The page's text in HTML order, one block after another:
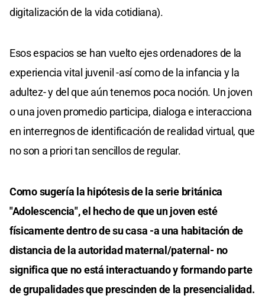
digitalización de la vida cotidiana).
Esos espacios se han vuelto ejes ordenadores de la
experiencia vital juvenil -así como de la infancia y la
adultez- y del que aún tenemos poca noción. Un joven
o una joven promedio participa, dialoga e interacciona
en interregnos de identificación de realidad virtual, que
no son a priori tan sencillos de regular.
Como sugería la hipótesis de la serie británica
"Adolescencia", el hecho de que un joven esté
físicamente dentro de su casa -a una habitación de
distancia de la autoridad maternal/paternal- no
significa que no está interactuando y formando parte
de grupalidades que prescinden de la presencialidad.